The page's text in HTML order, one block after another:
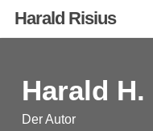
Harald Risius
Harald
Der Autor